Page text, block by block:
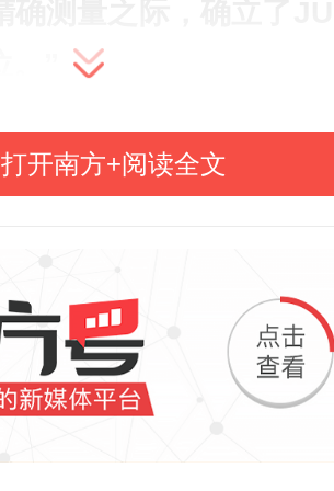
打开南方+阅读全文